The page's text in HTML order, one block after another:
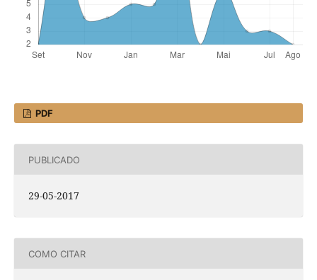
PDF
PUBLICADO
29-05-2017
COMO CITAR